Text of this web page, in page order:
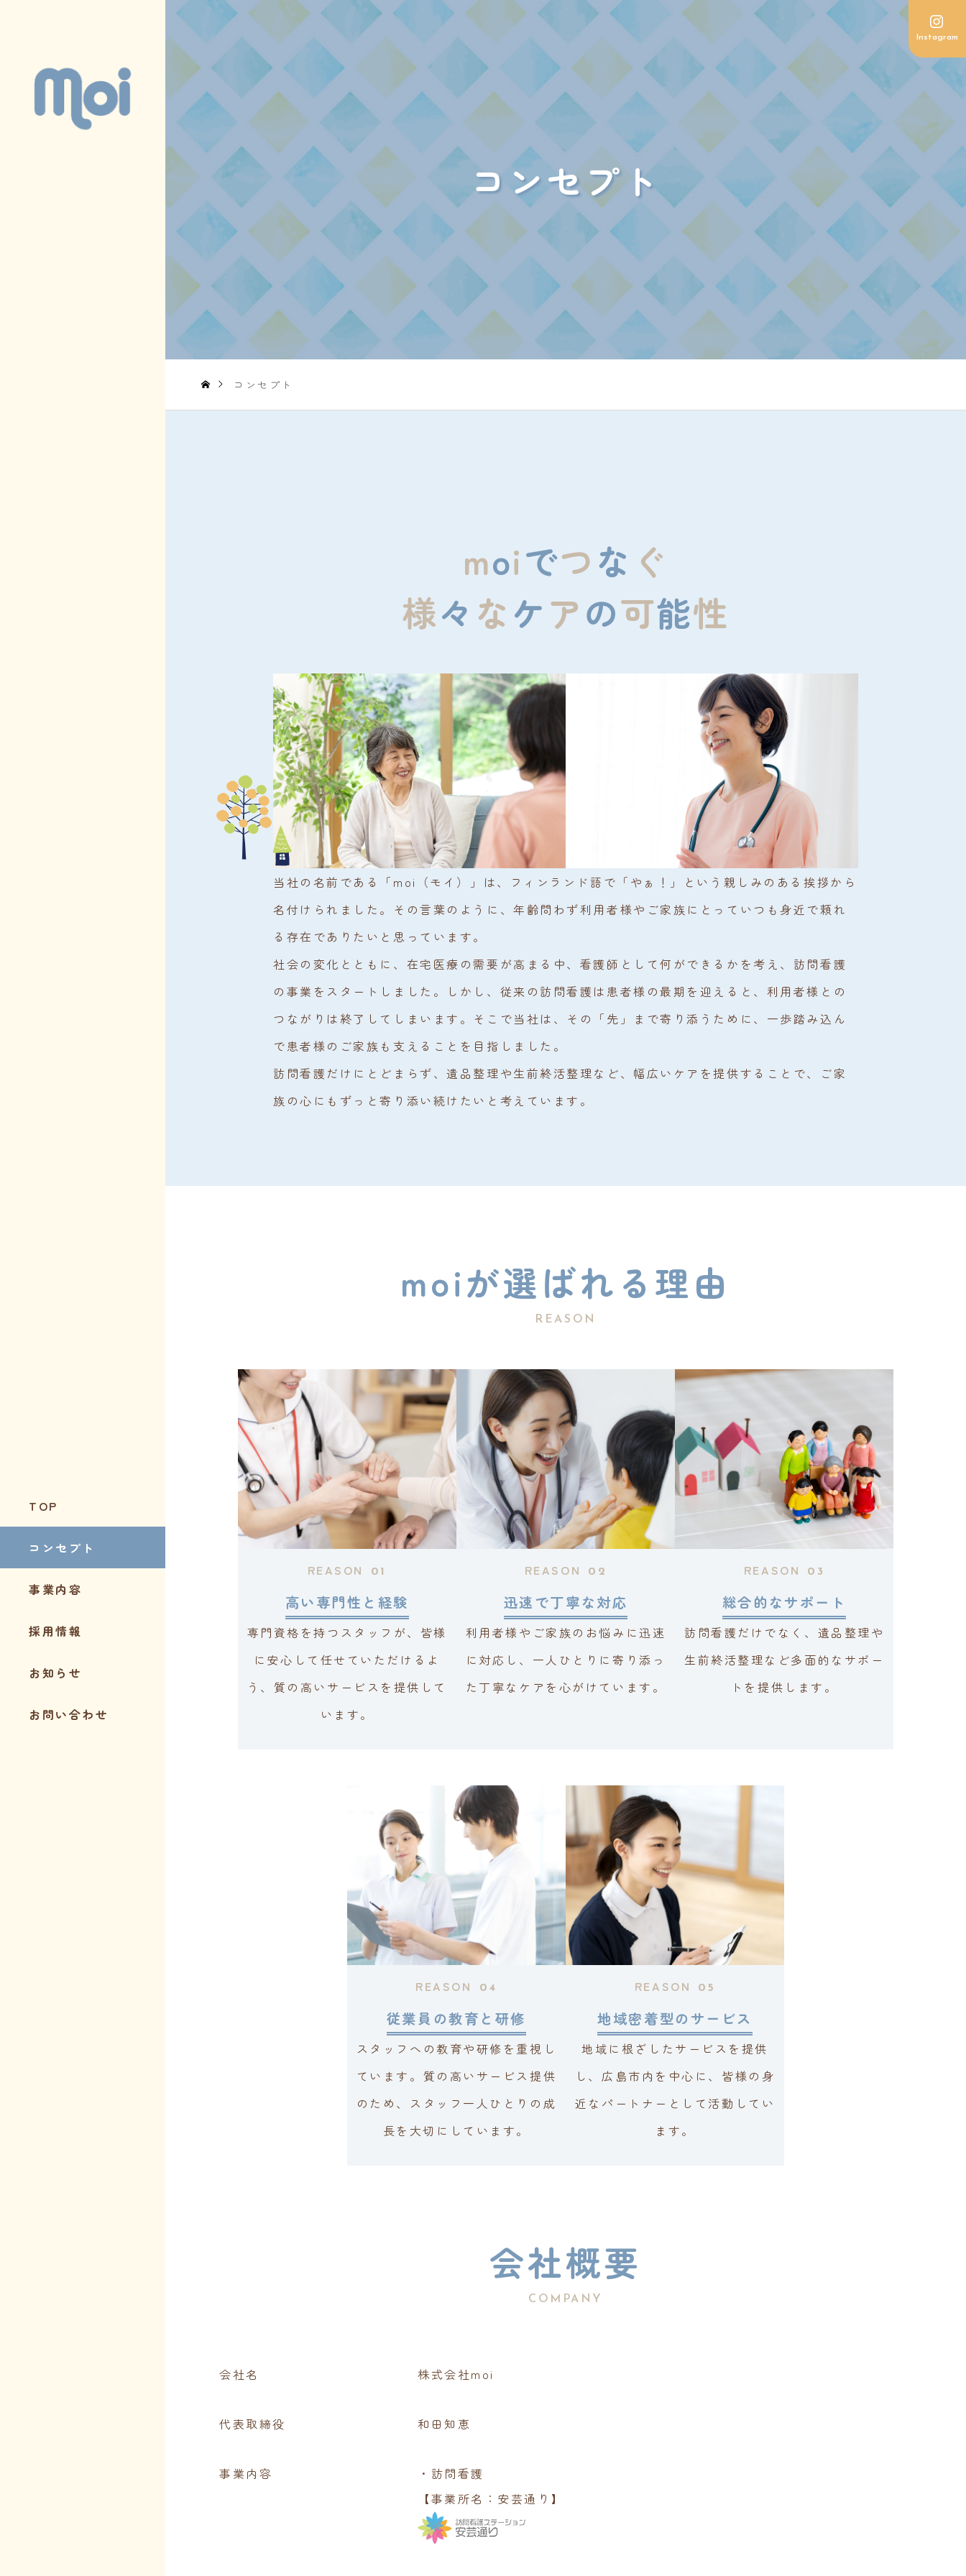
TOP
コンセプト
事業内容
採用情報
お知らせ
お問い合わせ

Instagram
コ ンセプ ト
コンセプト
moiでつな ぐ
様々 なケアの可能性
当社の名前である「moi（モイ）」は、フィンランド語で「やぁ！」という親しみのある挨拶から
名付けられました。その言葉のように、年齢問わず利用者様やご家族にとっていつも身近で頼れ
る存在でありたいと思っています。
社会の変化とともに、在宅医療の需要が高まる中、看護師として何ができるかを考え、訪問看護
の事業をスタートしました。しかし、従来の訪問看護は患者様の最期を迎えると、利用者様との
つながりは終了してしまいます。そこで当社は、その「先」まで寄り添うために、一歩踏み込ん
で患者様のご家族も支えることを目指しました。
訪問看護だけにとどまらず、遺品整理や生前終活整理など、幅広いケアを提供することで、ご家
族の心にもずっと寄り添い続けたいと考えています。
moiが選ばれる理由
REASON
REASON 01
高い専門性と経験
専門資格を持つスタッフが、皆様
に安心して任せていただけるよ
う、質の高いサービスを提供して
います。
REASON 02
迅速で丁寧な対応
利用者様やご家族のお悩みに迅速
に対応し、一人ひとりに寄り添っ
た丁寧なケアを心がけています。
REASON 03
総合的なサポート
訪問看護だけでなく、遺品整理や
生前終活整理など多面的なサポー
トを提供します。
REASON 04
従業員の教育と研修
スタッフへの教育や研修を重視し
ています。質の高いサービス提供
のため、スタッフ一人ひとりの成
長を大切にしています。
REASON 05
地域密着型のサービス
地域に根ざしたサービスを提供
し、広島市内を中心に、皆様の身
近なパートナーとして活動してい
ます。
会社概要
COMPANY
会社名 株式会社moi
代表取締役 和田知恵
事業内容
・訪問看護
【事業所名：安芸通り】